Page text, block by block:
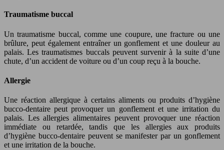
Traumatisme buccal
Un traumatisme buccal, comme une coupure, une fracture ou une
brûlure, peut également entraîner un gonflement et une douleur au
palais. Les traumatismes buccals peuvent survenir à la suite d’une
chute, d’un accident de voiture ou d’un coup reçu à la bouche.
Allergie
Une réaction allergique à certains aliments ou produits d’hygiène
bucco-dentaire peut provoquer un gonflement et une irritation du
palais. Les allergies alimentaires peuvent provoquer une réaction
immédiate ou retardée, tandis que les allergies aux produits
d’hygiène bucco-dentaire peuvent se manifester par un gonflement
et une irritation de la bouche.